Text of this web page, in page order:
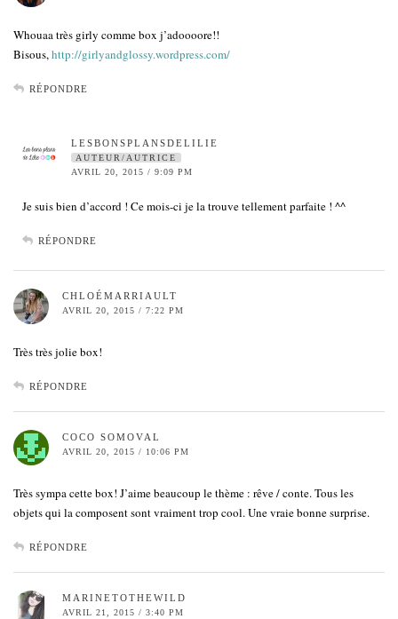
Whouaa très girly comme box j’adoooore!!
Bisous,http://girlyandglossy.wordpress.com/
RÉPONDRE
LESBONSPLANSDELILIE
AUTEUR/AUTRICE
AVRIL 20, 2015 / 9:09 PM
Je suis bien d’accord ! Ce mois-ci je la trouve tellement parfaite ! ^^
RÉPONDRE
CHLOÉMARRIAULT
AVRIL 20, 2015 / 7:22 PM
Très très jolie box!
RÉPONDRE
COCO SOMOVAL
AVRIL 20, 2015 / 10:06 PM
Très sympa cette box! J’aime beaucoup le thème : rêve / conte. Tous les
objets qui la composent sont vraiment trop cool. Une vraie bonne surprise.
RÉPONDRE
MARINETOTHEWILD
AVRIL 21, 2015 / 3:40 PM